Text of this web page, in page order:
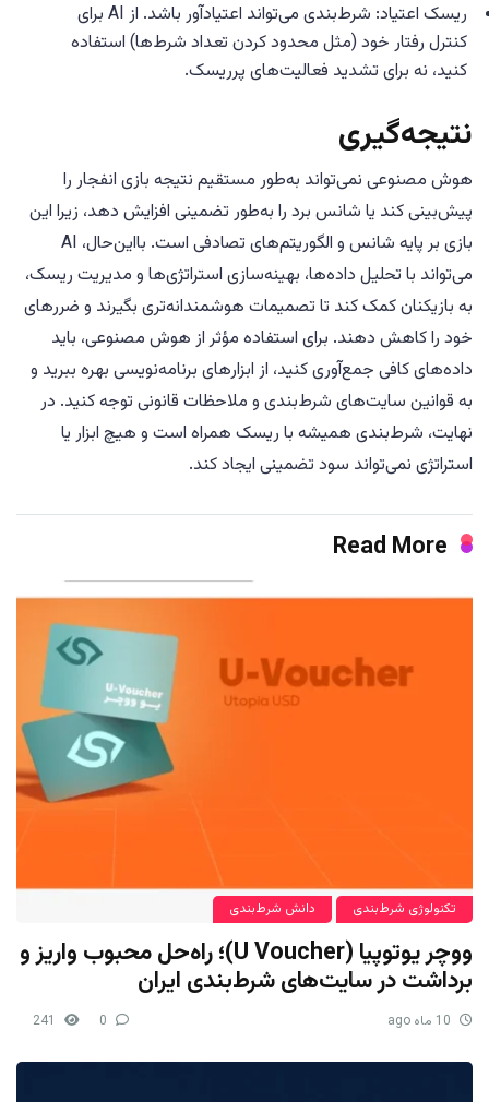
ریسک اعتیاد: شرط‌بندی می‌تواند اعتیادآور باشد. از AI برای
کنترل رفتار خود (مثل محدود کردن تعداد شرط‌ها) استفاده
کنید، نه برای تشدید فعالیت‌های پرریسک.
نتیجه‌گیری
هوش مصنوعی نمی‌تواند به‌طور مستقیم نتیجه بازی انفجار را
پیش‌بینی کند یا شانس برد را به‌طور تضمینی افزایش دهد، زیرا این
بازی بر پایه شانس و الگوریتم‌های تصادفی است. بااین‌حال، AI
می‌تواند با تحلیل داده‌ها، بهینه‌سازی استراتژی‌ها و مدیریت ریسک،
به بازیکنان کمک کند تا تصمیمات هوشمندانه‌تری بگیرند و ضررهای
خود را کاهش دهند. برای استفاده مؤثر از هوش مصنوعی، باید
داده‌های کافی جمع‌آوری کنید، از ابزارهای برنامه‌نویسی بهره ببرید و
به قوانین سایت‌های شرط‌بندی و ملاحظات قانونی توجه کنید. در
نهایت، شرط‌بندی همیشه با ریسک همراه است و هیچ ابزار یا
استراتژی نمی‌تواند سود تضمینی ایجاد کند.
Read More
تکنولوژی شرط‌بندی دانش شرط‌بندی
ووچر یوتوپیا (U Voucher)؛ راه‌حل محبوب واریز و
برداشت در سایت‌های شرط‌بندی ایران